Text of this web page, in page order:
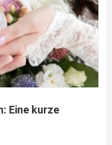
Eine kurze